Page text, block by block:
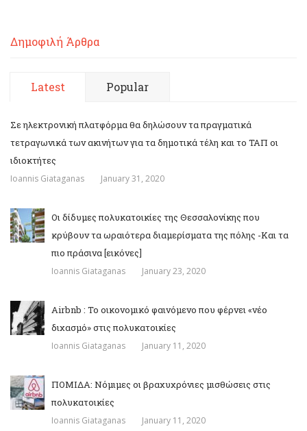
Δημοφιλή Άρθρα
Latest Popular
Σε ηλεκτρονική πλατφόρμα θα δηλώσουν τα πραγματικά
τετραγωνικά των ακινήτων για τα δημοτικά τέλη και το ΤΑΠ οι
ιδιοκτήτες
Ioannis Giataganas January 31, 2020
Οι δίδυμες πολυκατοικίες της Θεσσαλονίκης που
κρύβουν τα ωραιότερα διαμερίσματα της πόλης -Και τα
πιο πράσινα [εικόνες]
Ioannis Giataganas January 23, 2020
Airbnb : Το οικονομικό φαινόμενο που φέρνει «νέο
διχασμό» στις πολυκατοικίες
Ioannis Giataganas January 11, 2020
ΠΟΜΙΔΑ: Νόμιμες οι βραχυχρόνιες μισθώσεις στις
πολυκατοικίες
Ioannis Giataganas January 11, 2020